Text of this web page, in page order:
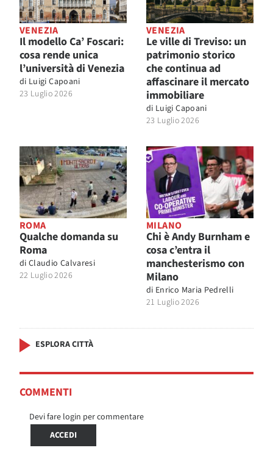
VENEZIA
Il modello Ca’ Foscari:
cosa rende unica
l’università di Venezia
di Luigi Capoani
23 Luglio 2026
VENEZIA
Le ville di Treviso: un
patrimonio storico
che continua ad
affascinare il mercato
immobiliare
di Luigi Capoani
23 Luglio 2026
ROMA
Qualche domanda su
Roma
di Claudio Calvaresi
22 Luglio 2026
MILANO
Chi è Andy Burnham e
cosa c’entra il
manchesterismo con
Milano
di Enrico Maria Pedrelli
21 Luglio 2026
ESPLORA CITTÀ
COMMENTI
Devi fare login per commentare
ACCEDI